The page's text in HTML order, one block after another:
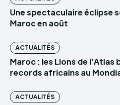
Une spectaculaire éclipse
Maroc en août
ACTUALITÉS
Maroc : les Lions de
records africains au
ACTUALITÉS